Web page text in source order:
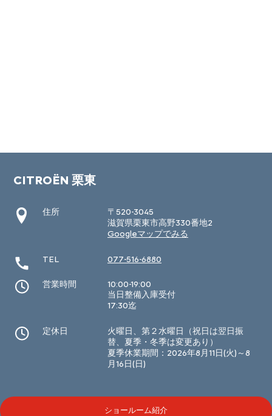
CITROËN 栗東
住所
〒520-3045
滋賀県栗東市高野330番地2
Googleマップでみる
TEL 077-516-6880
営業時間
10:00-19:00
当日整備入庫受付
17:30迄
定休日
火曜日、第２水曜日（祝日は翌日振
替、夏季・冬季は変更あり）
夏季休業期間：2026年8月11日(火)～8
月16日(日)
ショールーム紹介